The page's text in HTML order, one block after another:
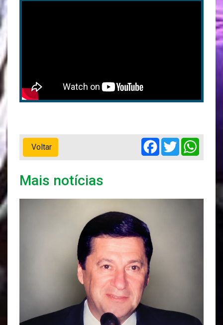
Voltar
Facebook
Twitter
Mais notícias